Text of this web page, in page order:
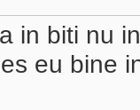
in biti nu
eu bine